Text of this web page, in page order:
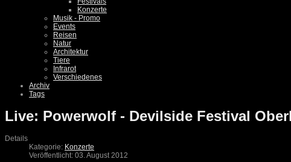
Konzerte
Musik - Promo
Events
Reisen
Natur
Architektur
Tiere
Infrarot
Verschiedenes
Archiv
Tags
Live: Powerwolf - Devilside Festival
Details
Kategorie: Konzerte
Veröffentlicht: 03. August 2012